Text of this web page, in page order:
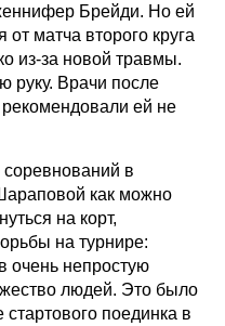
Брейди. Но ей
от матча второго круга
из-за новой травмы.
руку. Врачи после
ей не
соревнований в
как можно
на корт,
на турнире:
очень непростую
людей. Это было
поединка в